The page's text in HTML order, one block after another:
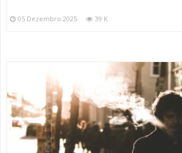
05 Dezembro 2025 39 K